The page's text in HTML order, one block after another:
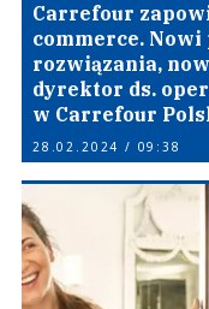
Carrefour
commerce.
rozwiązania,
dyrektor ds.
w Carrefour
28.02.2024 / 09:38